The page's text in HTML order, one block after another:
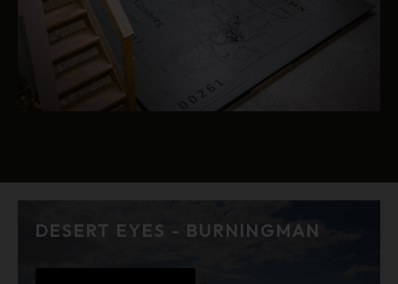
DESERT EYES - BURNINGMAN